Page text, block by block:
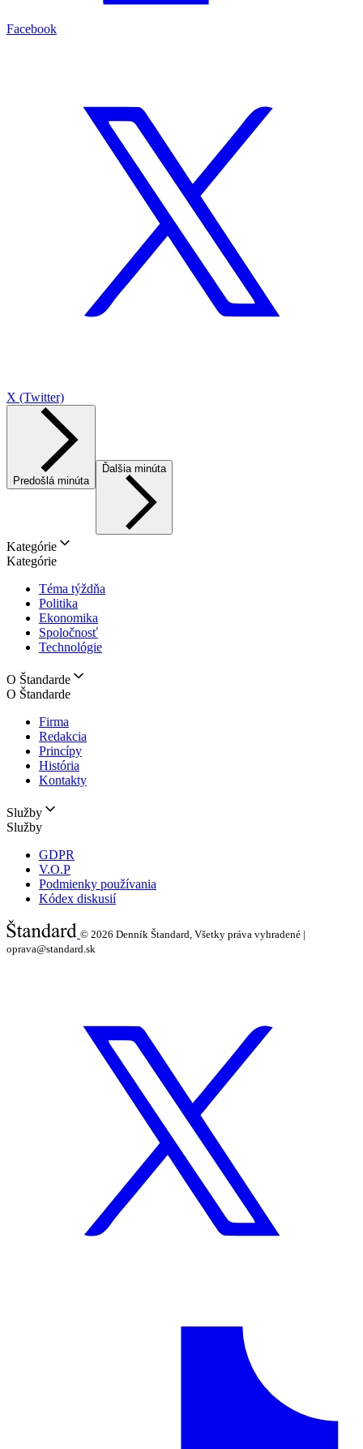
Facebook
X (Twitter)
Predošlá minúta
Ďalšia minúta
Kategórie
Kategórie
Téma týždňa
Politika
Ekonomika
Spoločnosť
Technológie
O Štandarde
O Štandarde
Firma
Redakcia
Princípy
História
Kontakty
Služby
Služby
GDPR
V.O.P
Podmienky používania
Kódex diskusií
© 2026 Denník Štandard, Všetky práva vyhradené |
oprava@standard.sk